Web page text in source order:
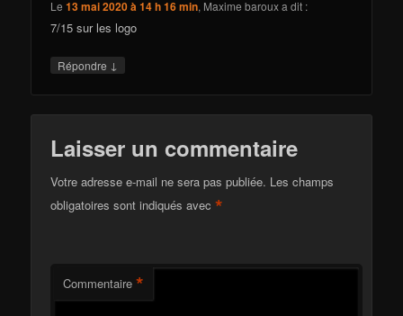
Le13 mai 2020 à 14 h 16 min, Maxime barouxa dit :
7/15 sur les logo
Répondre ↓
Laisser un commentaire
Votre adresse e-mail ne sera pas publiée. Les champs
obligatoires sont indiqués avec*
Commentaire *